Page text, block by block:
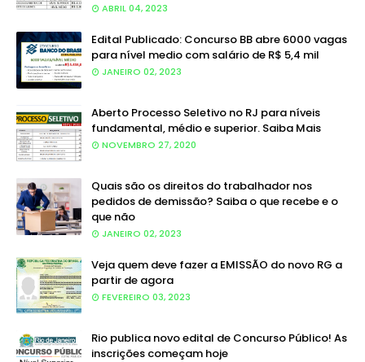
ABRIL 04, 2023
Edital Publicado: Concurso BB abre 6000 vagas
para nível medio com salário de R$ 5,4 mil
JANEIRO 02, 2023
Aberto Processo Seletivo no RJ para níveis
fundamental, médio e superior. Saiba Mais
NOVEMBRO 27, 2020
Quais são os direitos do trabalhador nos
pedidos de demissão? Saiba o que recebe e o
que não
JANEIRO 02, 2023
Veja quem deve fazer a EMISSÃO do novo RG a
partir de agora
FEVEREIRO 03, 2023
Rio publica novo edital de Concurso Público! As
inscrições começam hoje